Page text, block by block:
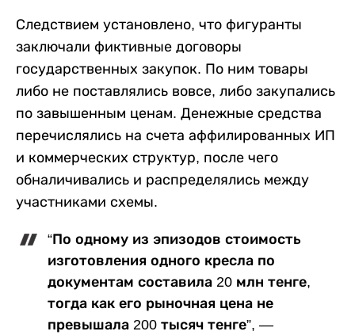
Следствием установлено, что фигуранты
заключали фиктивные договоры
государственных закупок. По ним товары
либо не поставлялись вовсе, либо закупались
по завышенным ценам. Денежные средства
перечислялись на счета аффилированных ИП
и коммерческих структур, после чего
обналичивались и распределялись между
участниками схемы.
“По одному из эпизодов стоимость
изготовления одного кресла по
документам составила 20 млн тенге,
тогда как его рыночная цена не
превышала 200 тысяч тенге”, —